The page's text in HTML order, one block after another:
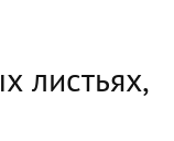
листьях,